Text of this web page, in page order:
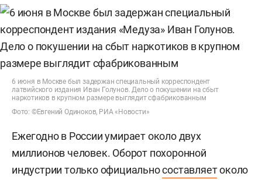
6 июня в Москве был задержан специальный корреспондент
латвийского издания Иван Голунов. Дело о покушении на сбыт
наркотиков в крупном размере выглядит сфабрикованным
Фото: ©Евгений Одиноков, РИА «Новости»
Ежегодно в России умирает около двух
миллионов человек. Оборот похоронной
индустрии только официальносоставляетоколо